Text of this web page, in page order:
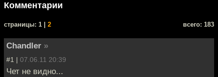
Комментарии
cтраницы: 1 | 2 всего: 183
Chandler »
#1 | 07.06.11 20:39
Чет не видно...